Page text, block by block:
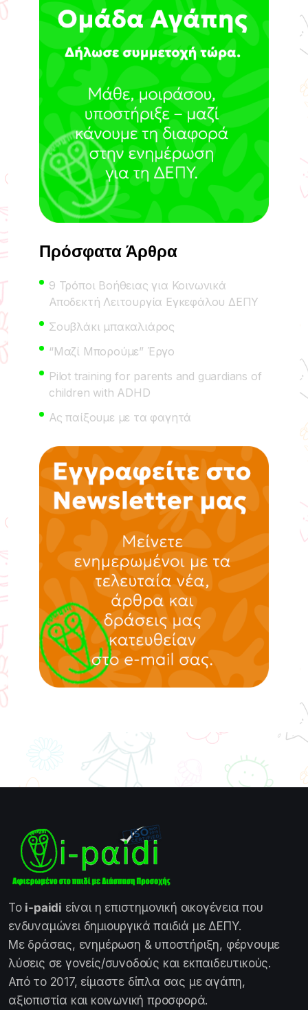
Πρόσφατα Άρθρα
9 Τρόποι Βοήθειας για Κοινωνικά
Αποδεκτή Λειτουργία Εγκεφάλου ΔΕΠΥ
Σουβλάκι μπακαλιάρος
“Μαζί Μπορούμε” Έργο
Pilot training for parents and guardians of
children with ADHD
Ας παίξουμε με τα φαγητά
Το i-paidi είναι η επιστημονική οικογένεια που
ενδυναμώνει δημιουργικά παιδιά με ΔΕΠΥ.
Με δράσεις, ενημέρωση & υποστήριξη, φέρνουμε
λύσεις σε γονείς/συνοδούς και εκπαιδευτικούς.
Από το 2017, είμαστε δίπλα σας με αγάπη,
αξιοπιστία και κοινωνική προσφορά.